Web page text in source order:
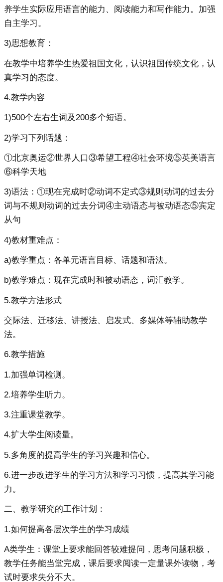
养学生实际应用语言的能力、阅读能力和写作能力。加强
自主学习。
3)思想教育：
在教学中培养学生热爱祖国文化，认识祖国传统文化，认
真学习的态度。
4.教学内容
1)500个左右生词及200多个短语。
2)学习下列话题：
①北京奥运②世界人口③希望工程④社会环境⑤英美语言
⑥科学天地
3)语法：①现在完成时②动词不定式③规则动词的过去分
词与不规则动词的过去分词④主动语态与被动语态⑤宾定
从句
4)教材重难点：
a)教学重点：各单元语言目标、话题和语法。
b)教学难点：现在完成时和被动语态，词汇教学。
5.教学方法形式
交际法、迁移法、讲授法、启发式、多媒体等辅助教学
法。
6.教学措施
1.加强单词检测。
2.培养学生听力。
3.注重课堂教学。
4.扩大学生阅读量。
5.多角度的提高学生的学习兴趣和信心。
6.进一步改进学生的学习方法和学习习惯，提高其学习能
力。
二、教学研究的工作计划：
1.如何提高各层次学生的学习成绩
A类学生：课堂上要求能回答较难提问，思考问题积极，
教学任务能当堂完成，课后要求阅读一定量课外读物，考
试时要求失分不大。